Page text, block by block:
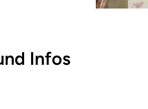
Infos
nicht statt